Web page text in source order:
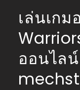
content
เล่นเก
ออนไล